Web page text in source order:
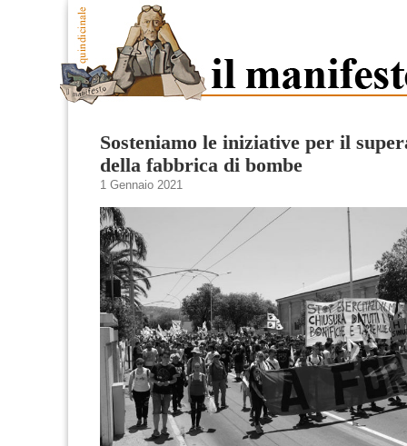
Sosteniamo le iniziative per il
della fabbrica di bombe
1 Gennaio 2021